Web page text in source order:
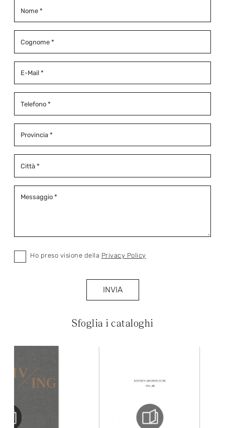
Sfoglia i cataloghi
Ho preso visione della Privacy Policy
INVIA